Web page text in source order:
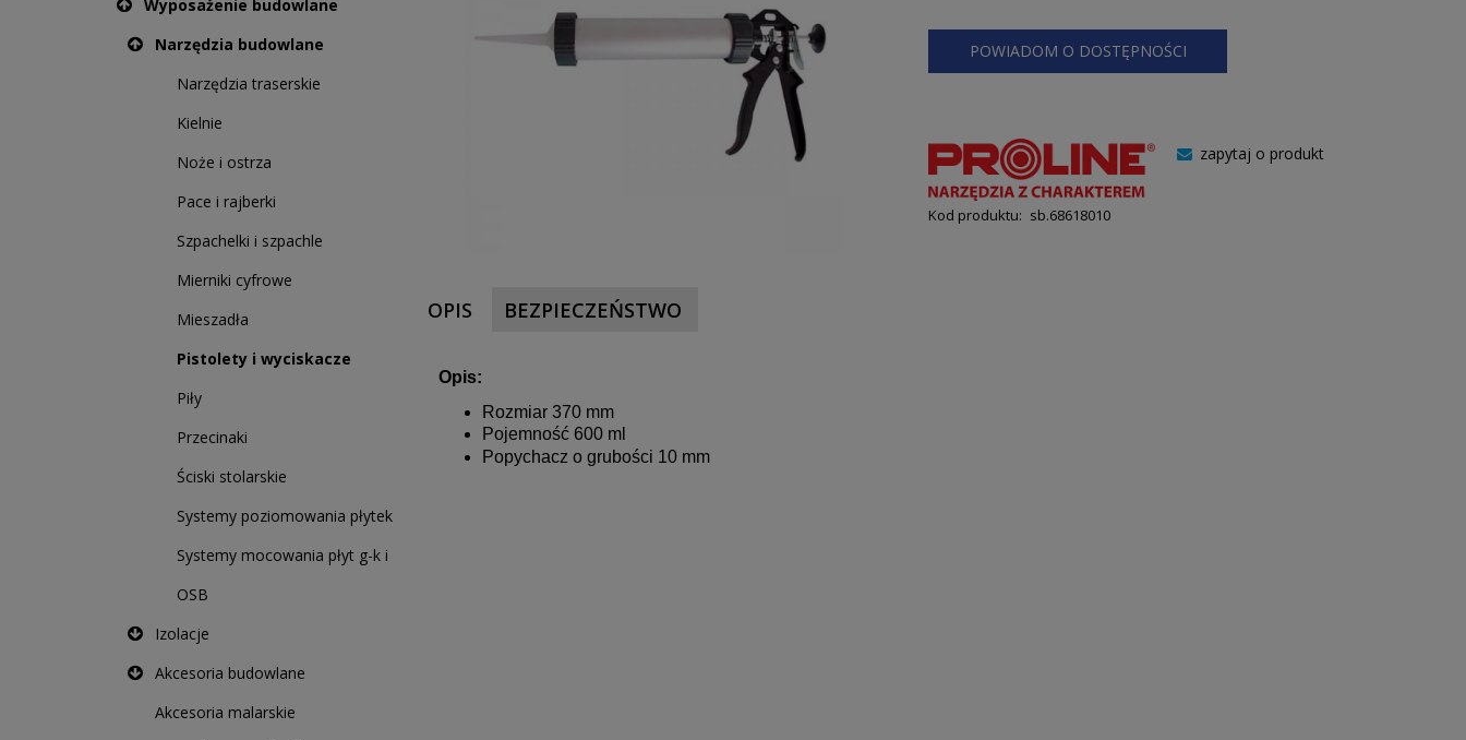
Wyposażenie budowlane
Narzędzia budowlane
Narzędzia traserskie
Kielnie
Noże i ostrza
Pace i rajberki
Szpachelki i szpachle
Mierniki cyfrowe
Mieszadła
Pistolety i wyciskacze
Piły
Przecinaki
Ściski stolarskie
Systemy poziomowania płytek
Systemy mocowania płyt g-k i
OSB
Izolacje
Akcesoria budowlane
Akcesoria malarskie
POWIADOM O DOSTĘPNOŚCI
Kod produktu: sb.68618010
zapytaj o produkt
OPIS BEZPIECZEŃSTWO
Opis:
Rozmiar 370 mm
Pojemność 600 ml
Popychacz o grubości 10 mm